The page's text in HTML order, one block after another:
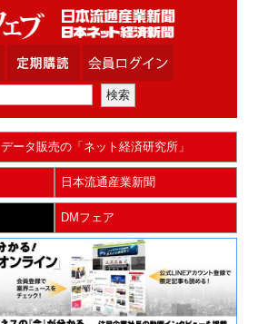
データ販売の「ネット経済研究所」
日本流通産業新聞
DMフェア